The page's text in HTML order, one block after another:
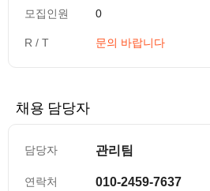
모집인원 0
R / T 문의 바랍니다
채용 담당자
담당자 관리팀
연락처 010-2459-7637